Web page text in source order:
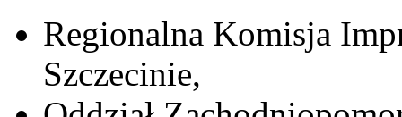
Regionalna Komisja
Szczecinie,